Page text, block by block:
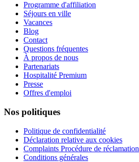
Programme d'affiliation
Séjours en ville
Vacances
Blog
Contact
Questions fréquentes
À propos de nous
Partenariats
Hospitalité Premium
Presse
Offres d'emploi
Nos politiques
Politique de confidentialité
Déclaration relative aux cookies
Complaints Procédure de réclamation
Conditions générales